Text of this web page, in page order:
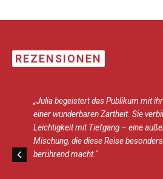
REZENSIONEN
„Julia begeistert das Publikum mit
einer wunderbaren Zartheit. Sie
Leichtigkeit mit Tiefgang – eine
Mischung, die diese Reise
berührend macht."